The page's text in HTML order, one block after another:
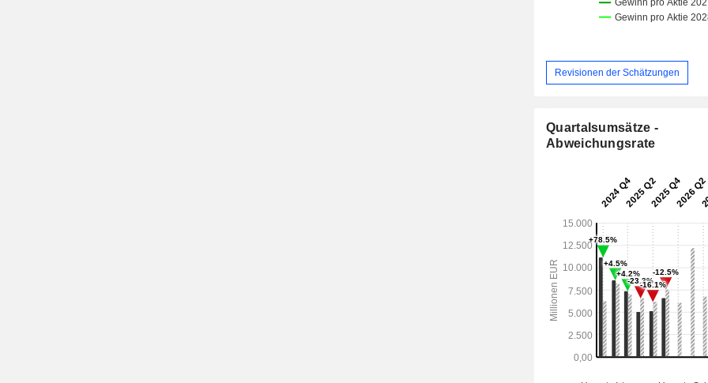
Revisionen der Schätzungen
Quartalsumsätze -
Abweichungsrate